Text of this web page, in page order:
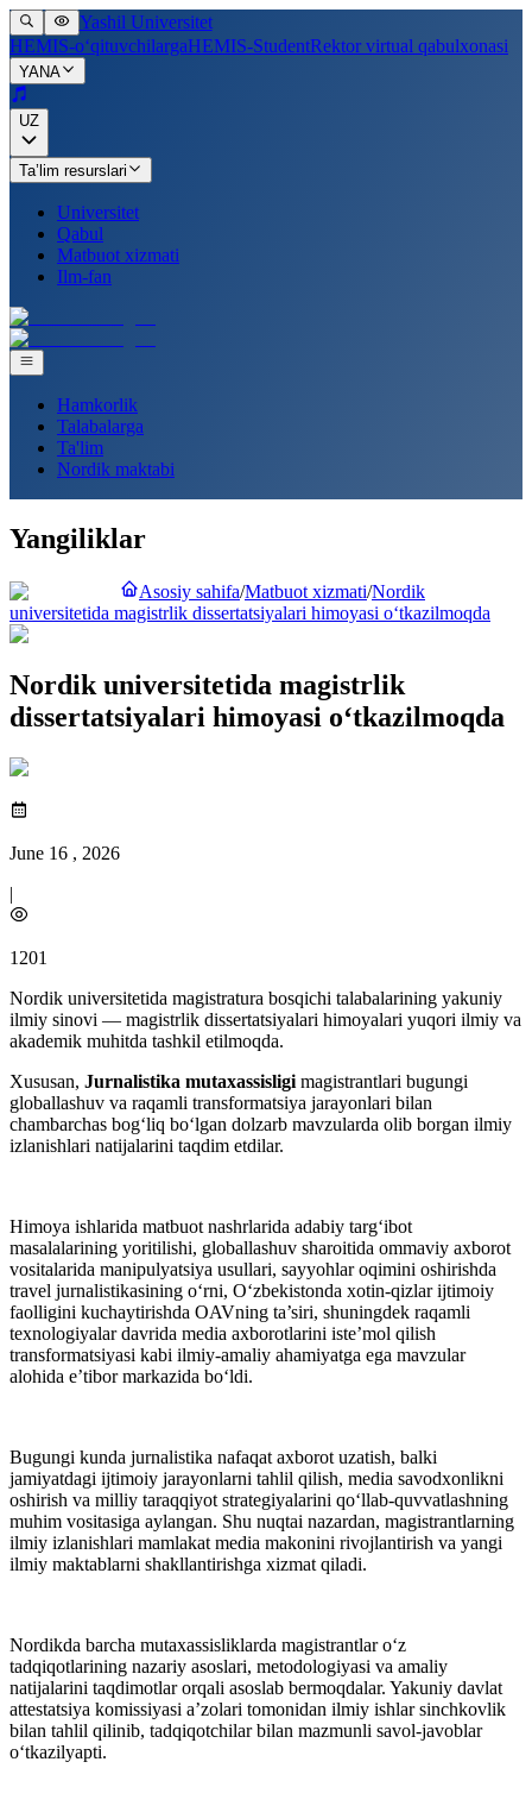
Yashil Universitet
HEMIS-o‘qituvchilargaHEMIS-StudentRektor virtual qabulxonasi
YANA
UZ
Ta’lim resurslari
Universitet
Qabul
Matbuot xizmati
Ilm-fan
Hamkorlik
Talabalarga
Ta'lim
Nordik maktabi
Yangiliklar
Asosiy sahifa/Matbuot xizmati/Nordik
universitetida magistrlik dissertatsiyalari himoyasi o‘tkazilmoqda
Nordik universitetida magistrlik
dissertatsiyalari himoyasi o‘tkazilmoqda
June 16 , 2026
|
1201
Nordik universitetida magistratura bosqichi talabalarining yakuniy
ilmiy sinovi — magistrlik dissertatsiyalari himoyalari yuqori ilmiy va
akademik muhitda tashkil etilmoqda.
Xususan, Jurnalistika mutaxassisligi magistrantlari bugungi
globallashuv va raqamli transformatsiya jarayonlari bilan
chambarchas bog‘liq bo‘lgan dolzarb mavzularda olib borgan ilmiy
izlanishlari natijalarini taqdim etdilar.
Himoya ishlarida matbuot nashrlarida adabiy targ‘ibot
masalalarining yoritilishi, globallashuv sharoitida ommaviy axborot
vositalarida manipulyatsiya usullari, sayyohlar oqimini oshirishda
travel jurnalistikasining o‘rni, O‘zbekistonda xotin-qizlar ijtimoiy
faolligini kuchaytirishda OAVning ta’siri, shuningdek raqamli
texnologiyalar davrida media axborotlarini iste’mol qilish
transformatsiyasi kabi ilmiy-amaliy ahamiyatga ega mavzular
alohida e’tibor markazida bo‘ldi.
Bugungi kunda jurnalistika nafaqat axborot uzatish, balki
jamiyatdagi ijtimoiy jarayonlarni tahlil qilish, media savodxonlikni
oshirish va milliy taraqqiyot strategiyalarini qo‘llab-quvvatlashning
muhim vositasiga aylangan. Shu nuqtai nazardan, magistrantlarning
ilmiy izlanishlari mamlakat media makonini rivojlantirish va yangi
ilmiy maktablarni shakllantirishga xizmat qiladi.
Nordikda barcha mutaxassisliklarda magistrantlar o‘z
tadqiqotlarining nazariy asoslari, metodologiyasi va amaliy
natijalarini taqdimotlar orqali asoslab bermoqdalar. Yakuniy davlat
attestatsiya komissiyasi a’zolari tomonidan ilmiy ishlar sinchkovlik
bilan tahlil qilinib, tadqiqotchilar bilan mazmunli savol-javoblar
o‘tkazilyapti.